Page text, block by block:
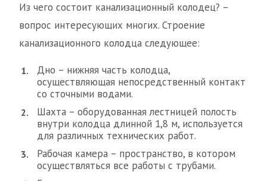
Из чего состоит канализационный колодец? –
вопрос интересующих многих. Строение
канализационного колодца следующее:
Дно – нижняя часть колодца,
осуществляющая непосредственный контакт
со сточными водами.
Шахта – оборудованная лестницей полость
внутри колодца длинной 1,8 м, используется
для различных технических работ.
Рабочая камера – пространство, в котором
осуществляться все работы с трубами.